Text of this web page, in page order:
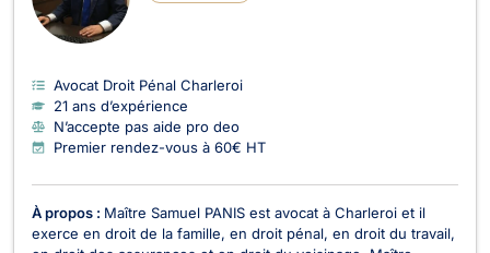
Avocat Droit Pénal Charleroi
21 ans d’expérience
N’accepte pas aide pro deo
Premier rendez-vous à 60€ HT
À propos : Maître Samuel PANIS est avocat à Charleroi et il
exerce en droit de la famille, en droit pénal, en droit du travail,